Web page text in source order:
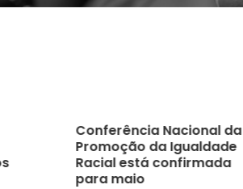
Conferência Nacional da
Promoção da Igualdade
Racial está confirmada
para maio